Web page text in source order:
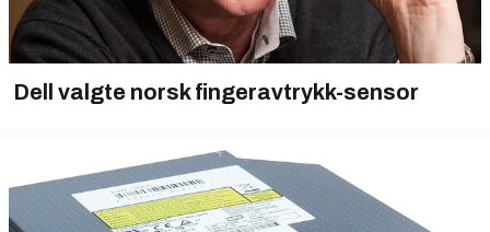
Dell valgte norsk fingeravtrykk-sensor